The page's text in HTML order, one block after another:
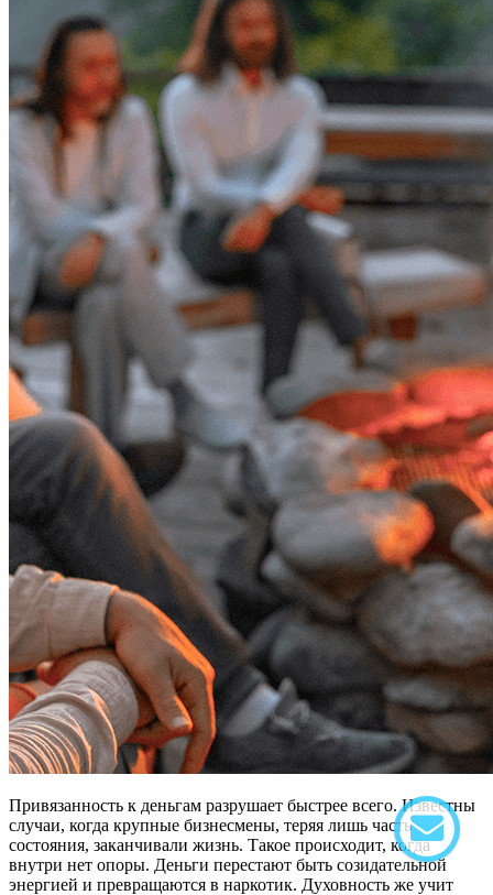
Привязанность к деньгам разрушает быстрее всего. Известны
случаи, когда крупные бизнесмены, теряя лишь часть
состояния, заканчивали жизнь. Такое происходит, когда
внутри нет опоры. Деньги перестают быть созидательной
энергией и превращаются в наркотик. Духовность же учит